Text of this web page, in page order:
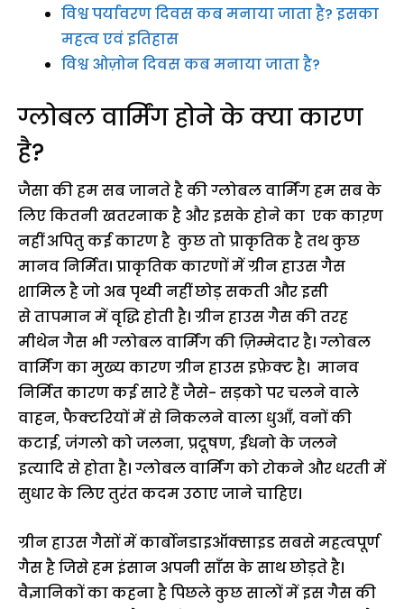
विश्व पर्यावरण दिवस कब मनाया जाता है? इसका
महत्व एवं इतिहास
विश्व ओज़ोन दिवस कब मनाया जाता है?
ग्लोबल वार्मिंग होने के क्या कारण
है?
जैसा की हम सब जानते है की ग्लोबल वार्मिंग हम सब के
लिए कितनी खतरनाक है और इसके होने का एक काऱण
नहीं अपितु कई कारण है कुछ तो प्राकृतिक है तथ कुछ
मानव निर्मित। प्राकृतिक कारणों में ग्रीन हाउस गैस
शामिल है जो अब पृथ्वी नहीं छोड़ सकती और इसी
से तापमान में वृद्धि होती है। ग्रीन हाउस गैस की तरह
मीथेन गैस भी ग्लोबल वार्मिंग की ज़िम्मेदार है। ग्लोबल
वार्मिंग का मुख्य कारण ग्रीन हाउस इफ़ेक्ट है। मानव
निर्मित कारण कई सारे हैं जैसे- सड़को पर चलने वाले
वाहन, फैक्टरियों में से निकलने वाला धुआँ, वनों की
कटाई, जंगलो को जलना, प्रदूषण, ईंधनो के जलने
इत्यादि से होता है। ग्लोबल वार्मिंग को रोकने और धरती में
सुधार के लिए तुरंत कदम उठाए जाने चाहिए।
ग्रीन हाउस गैसों में कार्बोनडाइऑक्साइड सबसे महत्वपूर्ण
गैस है जिसे हम इंसान अपनी साँस के साथ छोड़ते है।
वैज्ञानिकों का कहना है पिछले कुछ सालों में इस गैस की